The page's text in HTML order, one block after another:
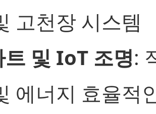
고천장 시스템
트 및 IoT 조명:
에너지 효율적